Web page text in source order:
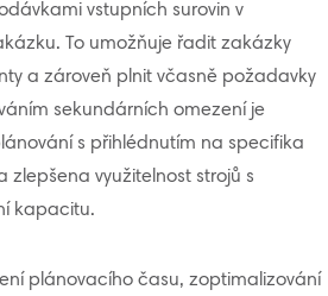
vstupních surovin v
To umožňuje řadit zakázky
a zároveň plnit včasně požadavky
sekundárních omezení je
s přihlédnutím na specifika
zlepšena využitelnost strojů s
kapacitu.
plánovacího času, zoptimalizování